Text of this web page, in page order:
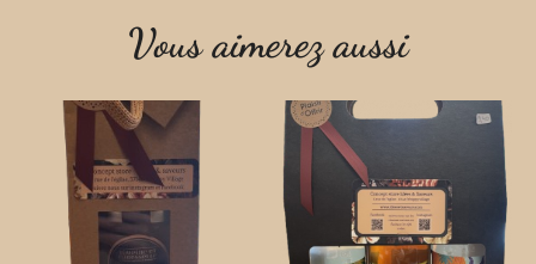
Vous aimerez aussi